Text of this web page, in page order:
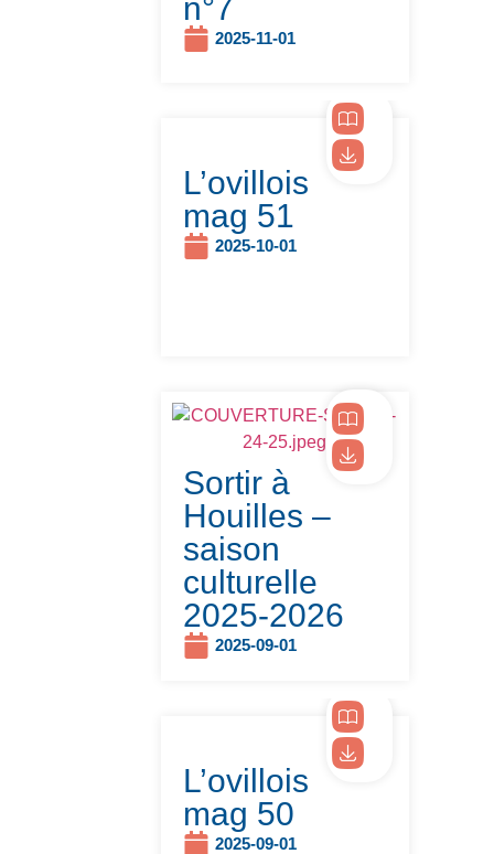
2025-11-01
n°7
2025-10-01
L’ovillois
mag 51
2025-09-01
Sortir à
Houilles –
saison
culturelle
2025-2026
2025-09-01
L’ovillois
mag 50